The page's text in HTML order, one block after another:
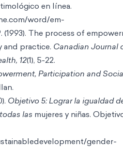
en línea.
word/em-
(1993). The process of
practice. Canadian Journal
12(1), 5-22.
Participation and
Objetivo 5: Lograr la igualdad
las mujeres y niñas.
opment/gender-